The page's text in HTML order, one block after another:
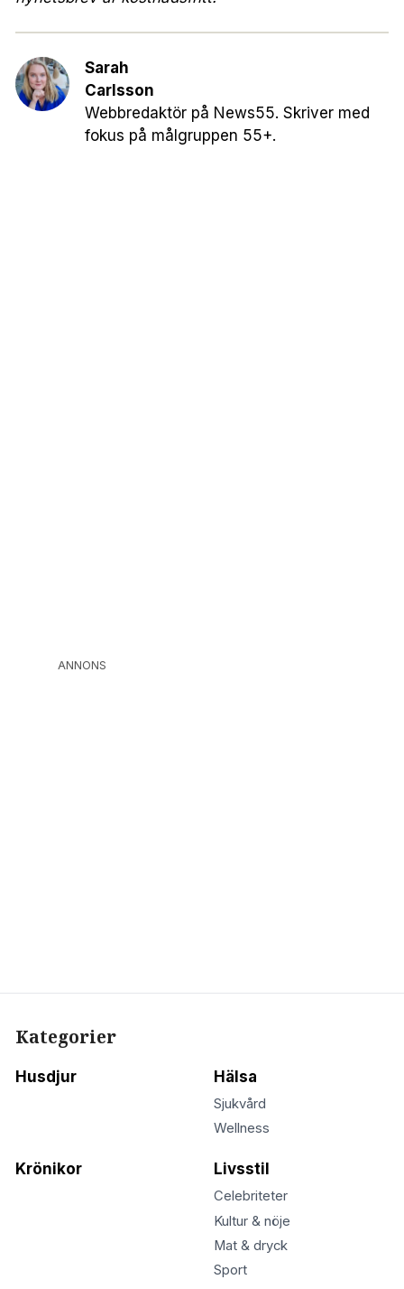
Sarah
Carlsson
Webbredaktör på News55. Skriver med
fokus på målgruppen 55+.
ANNONS
Kategorier
Husdjur Hälsa
Sjukvård
Wellness
Krönikor Livsstil
Celebriteter
Kultur & nöje
Mat & dryck
Sport